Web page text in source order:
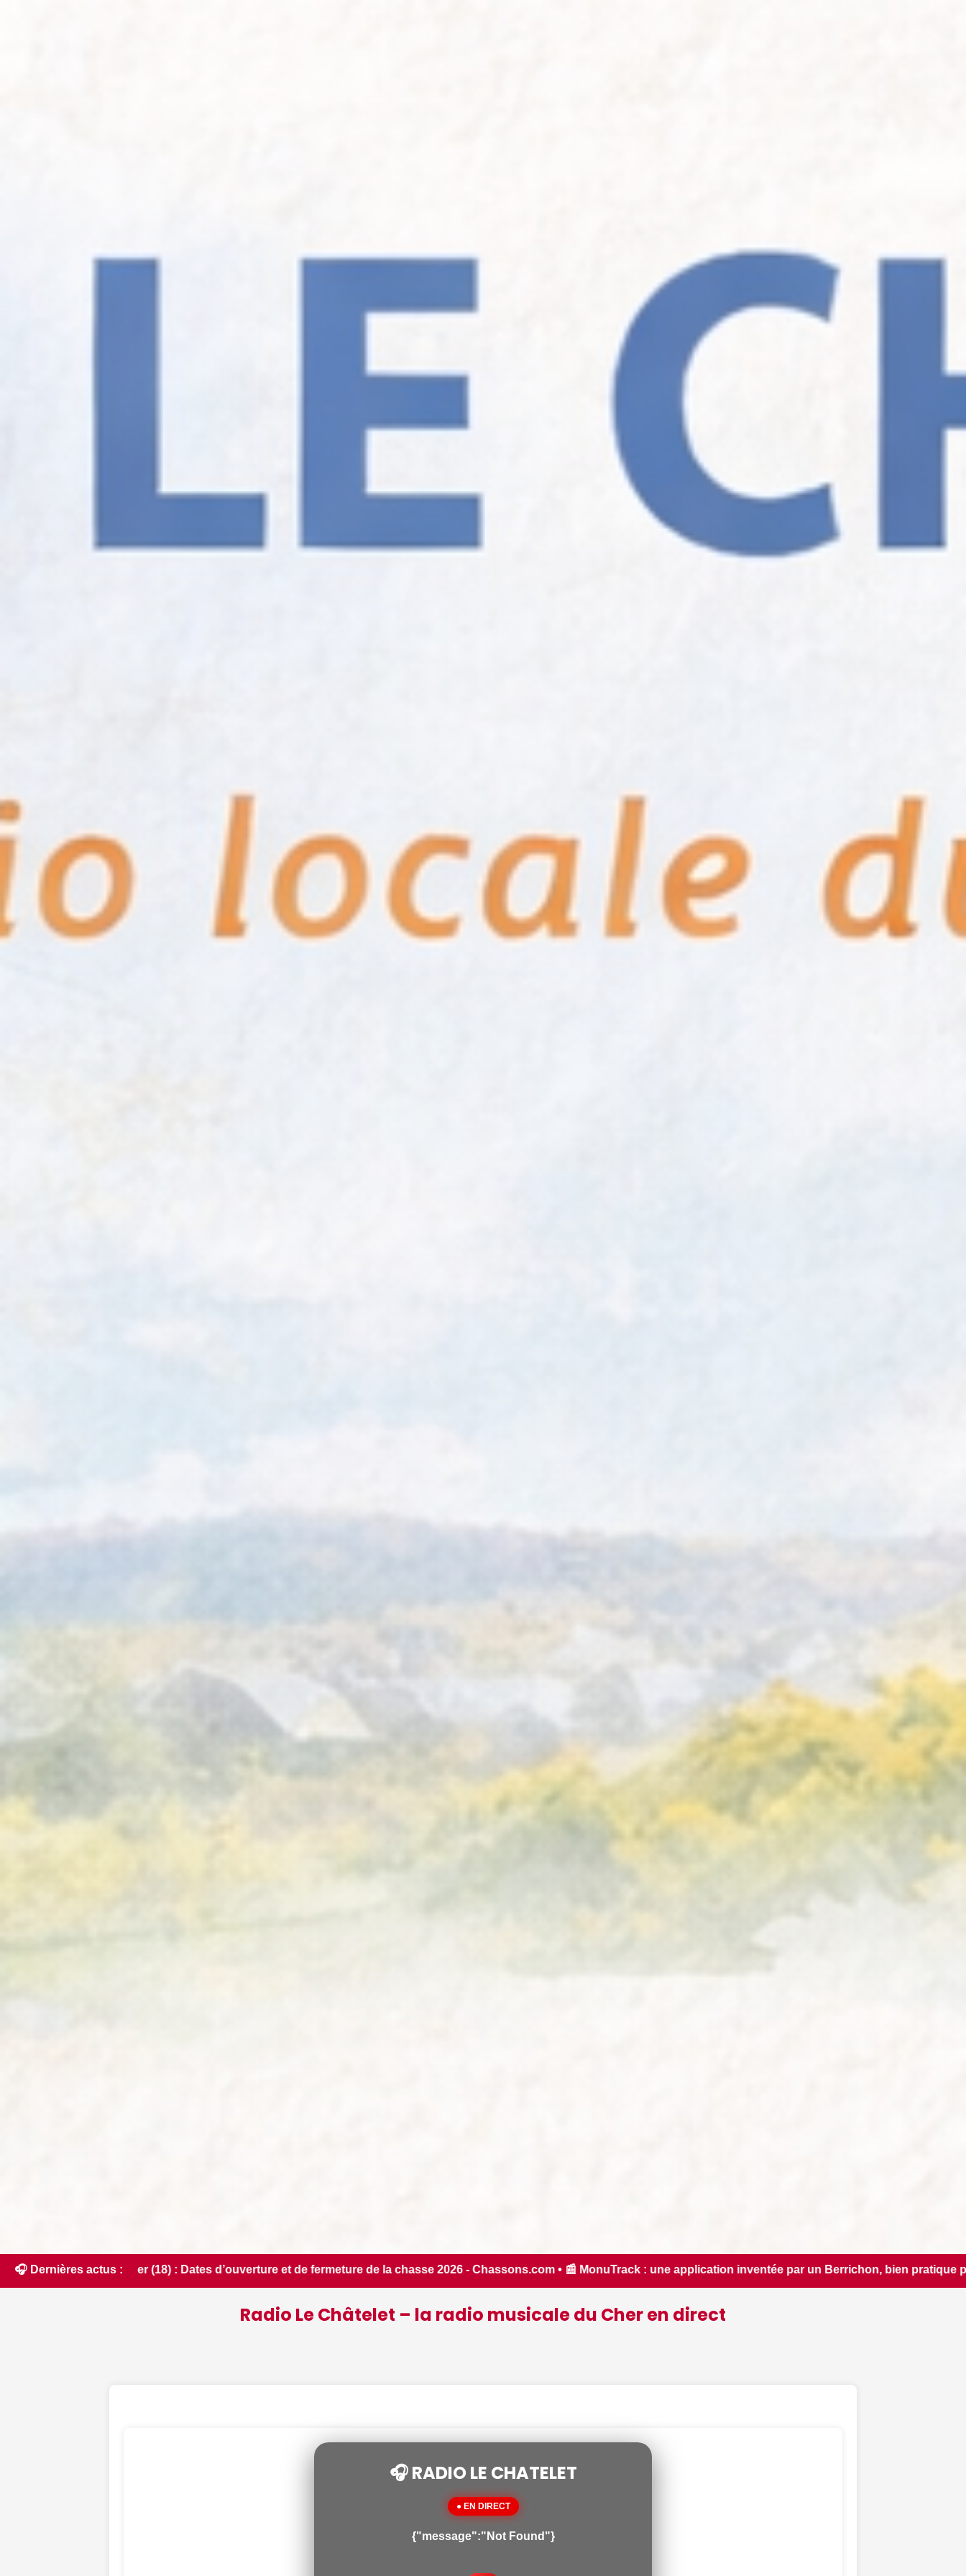
🎧 Dernières actus :de la chasse 2026 - Chassons.com • 📰 MonuTrack : une application inventée par un Berrichon, bien pratique pour découvrir le patrimoine d'une région - ici.fr •
Radio Le Châtelet – la radio musicale du Cher en direct
🎧 RADIO LE CHATELET
● EN DIRECT
{"message":"Not Found"}